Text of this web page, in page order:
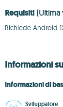
Requisiti (Ultima
Richiede Android
Informazioni
Informazioni di
Sviluppatore